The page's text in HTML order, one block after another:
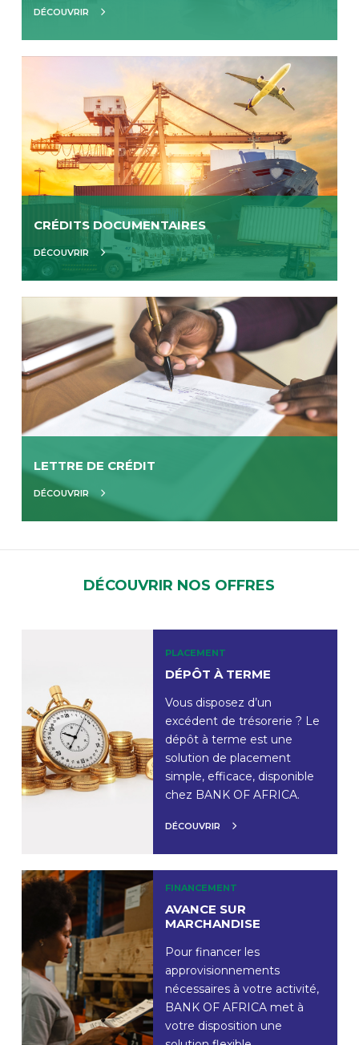
DÉCOUVRIR
CRÉDITS DOCUMENTAIRES
DÉCOUVRIR
LETTRE DE CRÉDIT
DÉCOUVRIR
DÉCOUVRIR NOS OFFRES
PLACEMENT
DÉPÔT À TERME
Vous disposez d’un
excédent de trésorerie ? Le
dépôt à terme est une
solution de placement
simple, efficace, disponible
chez BANK OF AFRICA.
DÉCOUVRIR
FINANCEMENT
AVANCE SUR
MARCHANDISE
Pour financer les
approvisionnements
nécessaires à votre activité,
BANK OF AFRICA met à
votre disposition une